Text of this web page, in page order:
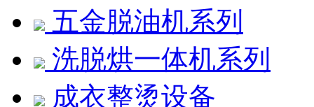
五金脱油机系列
洗脱烘一体机系列
成衣整烫设备